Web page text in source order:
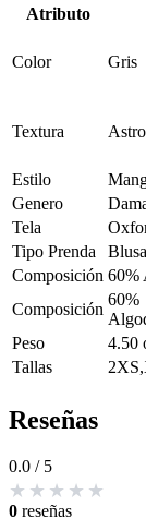
Atributo
Color Gris
Textura
Estilo
Genero
Tela
Tipo Prenda
Blusa
Composición 60%
Composición
60%
Peso
4.50
Tallas
Reseñas
0.0 / 5
0 reseñas